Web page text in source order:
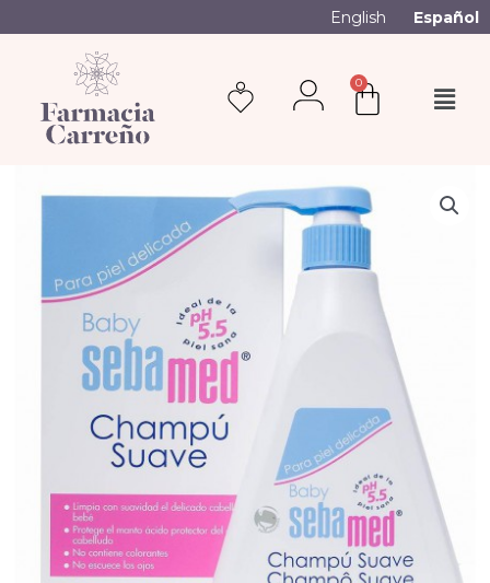
English Español
0